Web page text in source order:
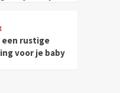
een rustige
voor je baby